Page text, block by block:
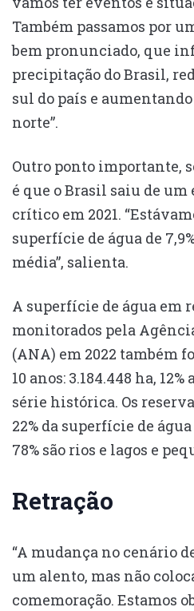
Também passamos por
bem pronunciado, que
precipitação do Brasil,
sul do país e
norte”.
Outro ponto importante,
é que o Brasil saiu de
crítico em 2021.
superfície de água de
média”, salienta.
A superfície de água em
monitorados pela
(ANA) em 2022 também
10 anos: 3.184.448 ha,
série histórica. Os
22% da superfície de
78% são rios e lagos e
Retração
“A mudança no cenário
um alento, mas não
comemoração. Estamos